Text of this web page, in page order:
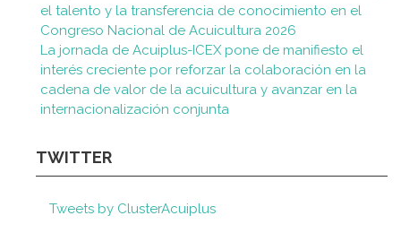
el talento y la transferencia de conocimiento en el
Congreso Nacional de Acuicultura 2026
La jornada de Acuiplus-ICEX pone de manifiesto el
interés creciente por reforzar la colaboración en la
cadena de valor de la acuicultura y avanzar en la
internacionalización conjunta
TWITTER
Tweets by ClusterAcuiplus